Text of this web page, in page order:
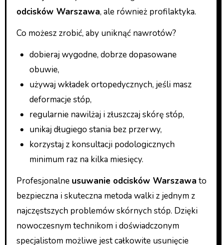
odcisków Warszawa, ale również profilaktyka.
Co możesz zrobić, aby uniknąć nawrotów?
dobieraj wygodne, dobrze dopasowane
obuwie,
używaj wkładek ortopedycznych, jeśli masz
deformacje stóp,
regularnie nawilżaj i złuszczaj skórę stóp,
unikaj długiego stania bez przerwy,
korzystaj z konsultacji podologicznych
minimum raz na kilka miesięcy.
Profesjonalne usuwanie odcisków Warszawa to
bezpieczna i skuteczna metoda walki z jednym z
najczęstszych problemów skórnych stóp. Dzięki
nowoczesnym technikom i doświadczonym
specjalistom możliwe jest całkowite usunięcie